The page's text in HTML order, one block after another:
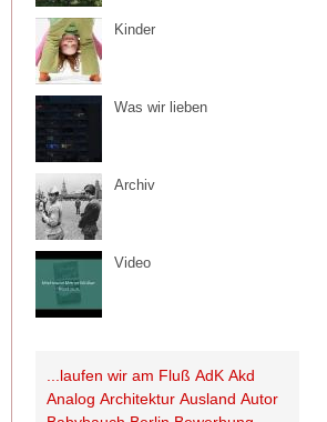
Kinder
Was wir lieben
Archiv
Video
...laufen wir am Fluß AdK Akd
Analog Architektur Ausland Autor